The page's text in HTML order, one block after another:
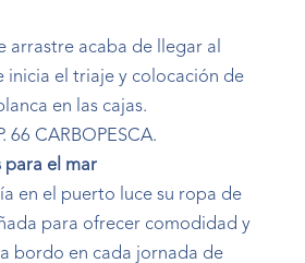
arrastre acaba de llegar al
inicia el triaje y colocación de
en las cajas.
66 CARBOPESCA.
para el mar
en el puerto luce su ropa de
para ofrecer comodidad y
bordo en cada jornada de